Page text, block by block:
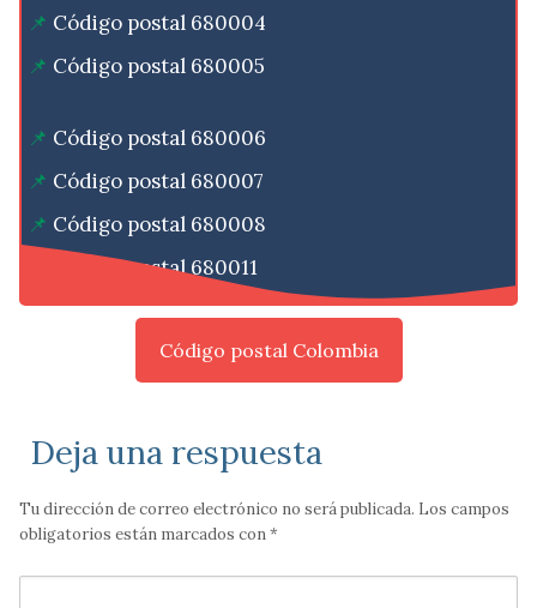
Código postal 680004
Código postal 680005
Código postal 680006
Código postal 680007
Código postal 680008
Código postal 680011
Código postal Colombia
Deja una respuesta
Tu dirección de correo electrónico no será publicada. Los campos
obligatorios están marcados con*